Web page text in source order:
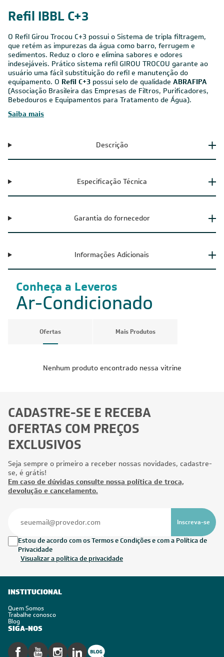
Refil IBBL C+3
O Refil Girou Trocou C+3 possui o Sistema de tripla filtragem,
que retém as impurezas da água como barro, ferrugem e
sedimentos. Reduz o cloro e elimina sabores e odores
indesejáveis. Prático sistema refil GIROU TROCOU garante ao
usuário uma fácil substituição do refil e manutenção do
equipamento. O Refil C+3 possui selo de qualidade ABRAFIPA
(Associação Brasileira das Empresas de Filtros, Purificadores,
Bebedouros e Equipamentos para Tratamento de Água).
Saiba mais
Descrição
Especificação Técnica
Garantia do fornecedor
Informações Adicionais
Conheça a Leveros
Ar-Condicionado
Ofertas Mais Produtos
Nenhum produto encontrado nessa vitrine
CADASTRE-SE E RECEBA
OFERTAS COM PREÇOS
EXCLUSIVOS
Seja sempre o primeiro a receber nossas novidades, cadastre-
se, é grátis!
Em caso de dúvidas consulte nossa política de troca,
devolução e cancelamento.
Inscreva-se
Estou de acordo com os Termos e Condições e com a Política de
Privacidade
Visualizar a política de privacidade
INSTITUCIONAL
Quem Somos
Trabalhe conosco
Blog
SIGA-NOS